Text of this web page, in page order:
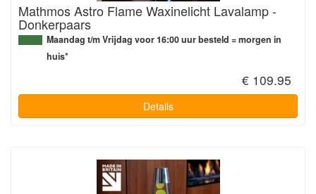
Mathmos Astro Flame Waxinelicht Lavalamp -
Donkerpaars
Maandag t/m Vrijdag voor 16:00 uur besteld = morgen in
huis*
€ 109.95
Details